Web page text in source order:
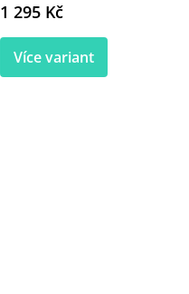
1 295 Kč
Více variant